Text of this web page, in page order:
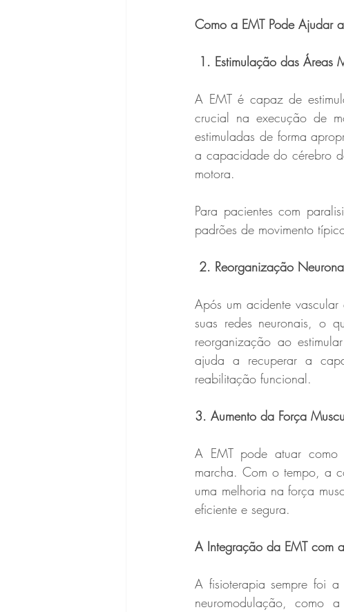
Como a EMT Pode Ajudar
1. Estimulação das Áreas
A EMT é capaz de
crucial na execução de
estimuladas de forma
a capacidade do cérebro
motora.
Para pacientes com
padrões de movimento
2. Reorganização
Após um acidente
suas redes neuronais, o
reorganização ao
ajuda a recuperar a
reabilitação funcional.
3. Aumento da Força
A EMT pode atuar como
marcha. Com o tempo, a
uma melhoria na força
eficiente e segura.
A Integração da EMT com
A fisioterapia sempre foi
neuromodulação, como